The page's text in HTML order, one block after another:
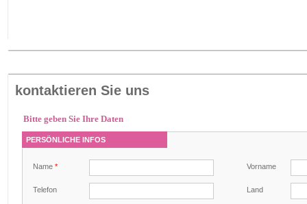
kontaktieren Sie uns
Bitte geben Sie Ihre Daten
PERSÖNLICHE INFOS
Name * Vorname
Telefon Land